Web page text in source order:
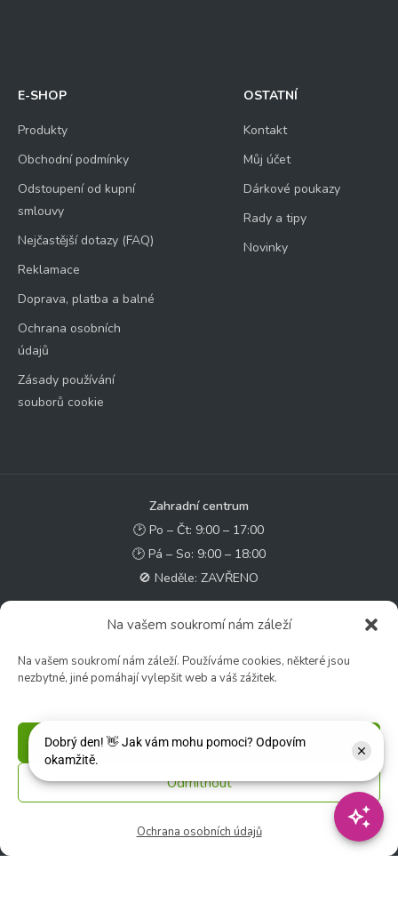
Na vašem soukromí nám záleží
Na vašem soukromí nám záleží. Používáme cookies, některé jsou
nezbytné, jiné pomáhají vylepšit web a váš zážitek.
Příjmout
Odmítnout
Ochrana osobních údajů
E-SHOP
Produkty
Obchodní podmínky
Odstoupení od kupní
smlouvy
Nejčastější dotazy (FAQ)
Reklamace
Doprava, platba a balné
Ochrana osobních
údajů
Zásady používání
souborů cookie
OSTATNÍ
Kontakt
Můj účet
Dárkové poukazy
Rady a tipy
Novinky
Zahradní centrum
🕑 Po – Čt: 9:00 – 17:00
🕑 Pá – So: 9:00 – 18:00
🚫 Neděle: ZAVŘENO
Květinářství
🕑 So: 9:00 – 15:00
Rychlý kontakt: